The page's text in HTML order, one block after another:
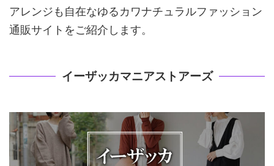
アレンジも自在なゆるカワナチュラルファッション
通販サイトをご紹介します。
イーザッカマニアストアーズ